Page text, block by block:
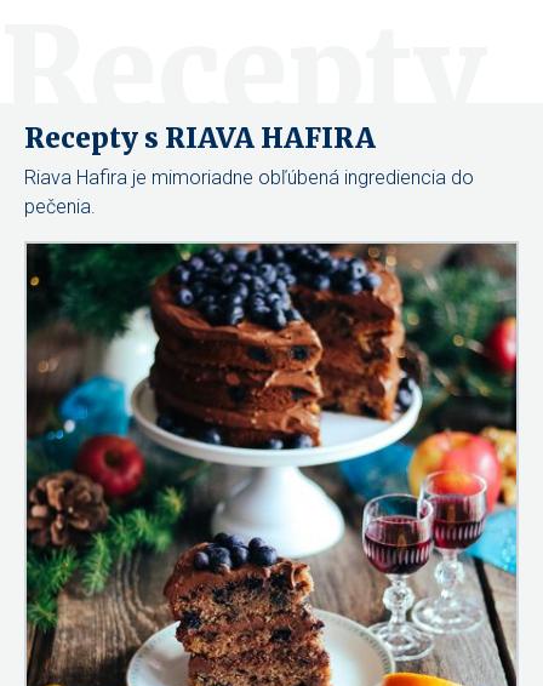
Recepty s RIAVA HAFIRA
Riava Hafira je mimoriadne obľúbená ingrediencia do
pečenia.